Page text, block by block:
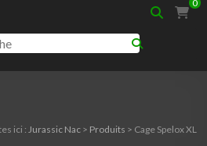
0
ici : Jurassic Nac> Produits > Cage Spelox XL